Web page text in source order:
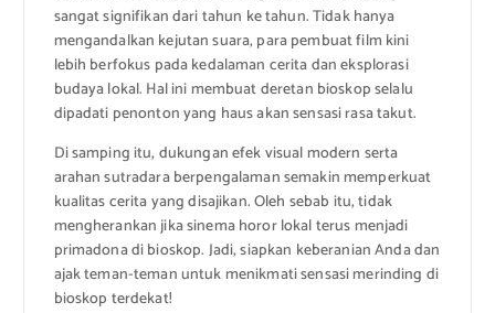
sangat signifikan dari tahun ke tahun. Tidak hanya
mengandalkan kejutan suara, para pembuat film kini
lebih berfokus pada kedalaman cerita dan eksplorasi
budaya lokal. Hal ini membuat deretan bioskop selalu
dipadati penonton yang haus akan sensasi rasa takut.
Di samping itu, dukungan efek visual modern serta
arahan sutradara berpengalaman semakin memperkuat
kualitas cerita yang disajikan. Oleh sebab itu, tidak
mengherankan jika sinema horor lokal terus menjadi
primadona di bioskop. Jadi, siapkan keberanian Anda dan
ajak teman-teman untuk menikmati sensasi merinding di
bioskop terdekat!